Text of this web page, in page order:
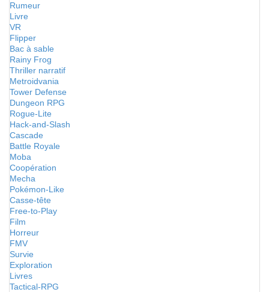
Rumeur
Livre
VR
Flipper
Bac à sable
Rainy Frog
Thriller narratif
Metroidvania
Tower Defense
Dungeon RPG
Rogue-Lite
Hack-and-Slash
Cascade
Battle Royale
Moba
Coopération
Mecha
Pokémon-Like
Casse-tête
Free-to-Play
Film
Horreur
FMV
Survie
Exploration
Livres
Tactical-RPG